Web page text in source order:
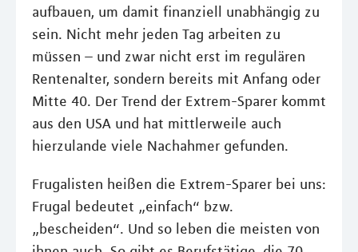
aufbauen, um damit finanziell unabhängig zu
sein. Nicht mehr jeden Tag arbeiten zu
müssen – und zwar nicht erst im regulären
Rentenalter, sondern bereits mit Anfang oder
Mitte 40. Der Trend der Extrem-Sparer kommt
aus den USA und hat mittlerweile auch
hierzulande viele Nachahmer gefunden.
Frugalisten heißen die Extrem-Sparer bei uns:
Frugal bedeutet „einfach“ bzw.
„bescheiden“. Und so leben die meisten von